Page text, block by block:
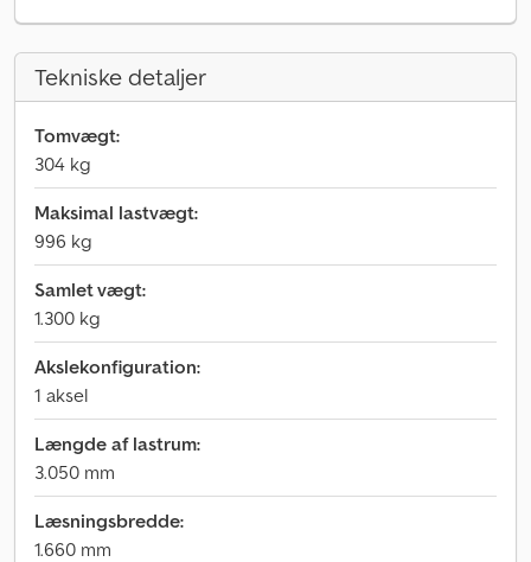
Tekniske detaljer
Tomvægt:
304 kg
Maksimal lastvægt:
996 kg
Samlet vægt:
1.300 kg
Akslekonfiguration:
1 aksel
Længde af lastrum:
3.050 mm
Læsningsbredde:
1.660 mm